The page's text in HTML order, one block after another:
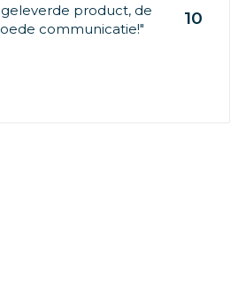
product, de
communicatie!"
10